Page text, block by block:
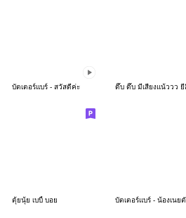
บัตเตอร์แบร์ - สวัสดีค่ะ
ตุ้ยนุ้ย เบบี้ บอย